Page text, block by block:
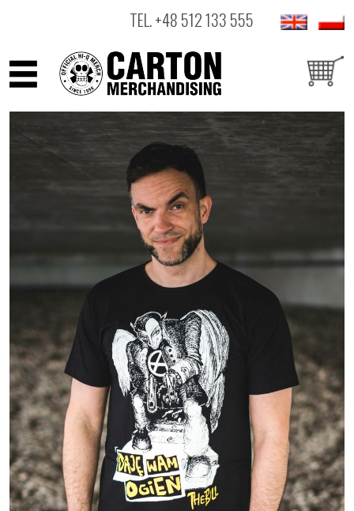
TEL.+48 512 133 555
ARTYŚCI
PRODUKTY
OUTLET